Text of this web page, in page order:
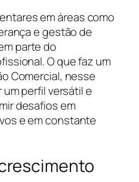
em áreas como
e gestão de
parte do
O que faz um
Comercial, nesse
perfil versátil e
desafios em
e em constante